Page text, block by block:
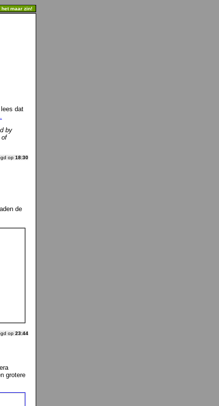
het maar zin!
dat
by
of
op 18:30
de
op 23:44
grotere